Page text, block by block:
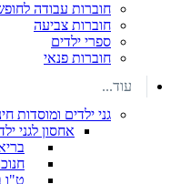
חוברות עבודה
חוברות צביעה
ספרי ילדים
חוברות פנאי
עוד...
גני ילדים ומוסדות
אחסון לגני
ט"ו